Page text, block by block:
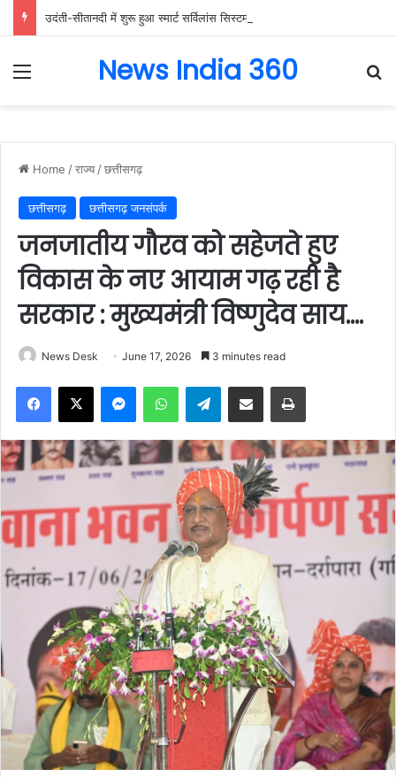
Menu News India 360
Home /राज्य /छत्तीसगढ़
छत्तीसगढ़ छत्तीसगढ़ जनसंपर्क
जनजातीय गौरव को सहेजते हुए
विकास के नए आयाम गढ़ रही है
सरकार : मुख्यमंत्री विष्णुदेव साय….
News Desk June 17, 2026 3 minutes read
Facebook
X MessengerWhatsAppTelegramShare via Email Print